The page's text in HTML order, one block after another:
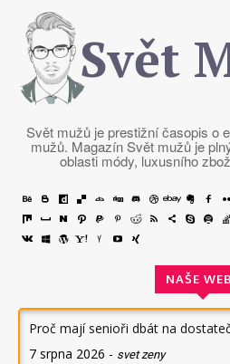
Svět
Svět mužů je prestižní časopis o
mužů. Magazín Svět mužů je
oblasti módy, luxusního
NAŠE
Proč mají senioři dbát na
7 srpna 2026 - svet zeny